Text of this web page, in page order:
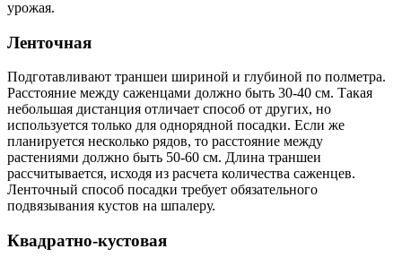
урожая.
Ленточная
Подготавливают траншеи шириной и глубиной по полметра.
Расстояние между саженцами должно быть 30-40 см. Такая
небольшая дистанция отличает способ от других, но
используется только для однорядной посадки. Если же
планируется несколько рядов, то расстояние между
растениями должно быть 50-60 см. Длина траншеи
рассчитывается, исходя из расчета количества саженцев.
Ленточный способ посадки требует обязательного
подвязывания кустов на шпалеру.
Квадратно-кустовая